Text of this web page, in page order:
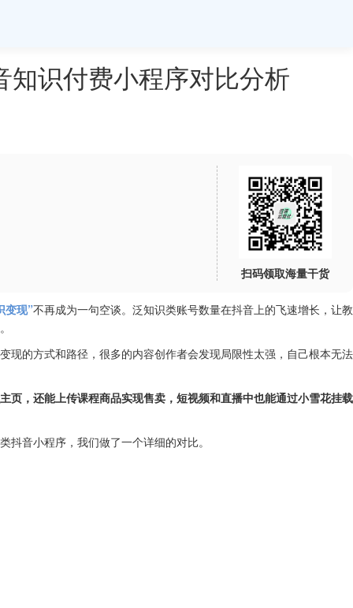
识付费小程序对比分析
扫码领取海量干货
变现”不再成为一句空谈。泛知识类账号数量在抖音上的飞速增长，让教
现的方式和路径，很多的内容创作者会发现局限性太强，自己根本无法
页，还能上传课程商品实现售卖，短视频和直播中也能通过小雪花挂载
音小程序，我们做了一个详细的对比。